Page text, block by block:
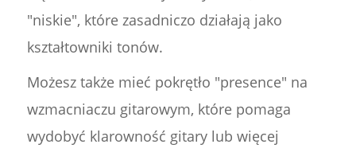
"niskie", które zasadniczo działają jako
kształtowniki tonów.
Możesz także mieć pokrętło "presence" na
wzmacniaczu gitarowym, które pomaga
wydobyć klarowność gitary lub więcej